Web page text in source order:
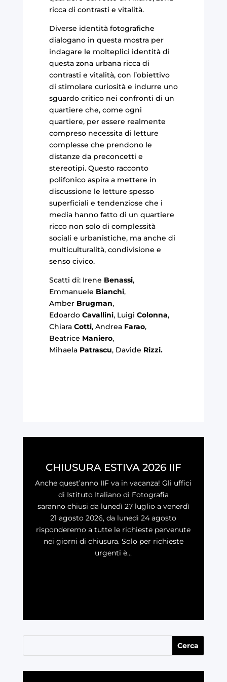
ricca di contrasti e vitalità.
Diverse identità fotografiche
dialogano in questa mostra per
indagare le molteplici identità di
questa zona urbana ricca di
contrasti e vitalità, con l’obiettivo
di stimolare curiosità e indurre uno
sguardo critico nei confronti di un
quartiere che, come ogni
quartiere, per essere realmente
compreso necessita di letture
complesse che prendono le
distanze da preconcetti e
stereotipi. Questo racconto
polifonico aspira a mettere in
discussione le letture spesso
superficiali e tendenziose che i
media hanno fatto di un quartiere
ricco non solo di complessità
sociali e urbanistiche, ma anche di
multiculturalità, condivisione e
senso civico.
Scatti di: Irene Benassi,
Emmanuele Bianchi,
Amber Brugman,
Edoardo Cavallini, Luigi Colonna,
Chiara Cotti, Andrea Farao,
Beatrice Maniero,
Mihaela Patrascu, Davide Rizzi.
CHIUSURA ESTIVA 2026 IIF
Anche quest’anno IIF va in vacanza! Gli uffici
di Istituto Italiano di Fotografia
saranno chiusi da lunedì 27 luglio a venerdì
21 agosto 2026, da lunedì 24 agosto
risponderemo a tutte le richieste pervenute
nei giorni di chiusura. Solo per richieste
urgenti è...